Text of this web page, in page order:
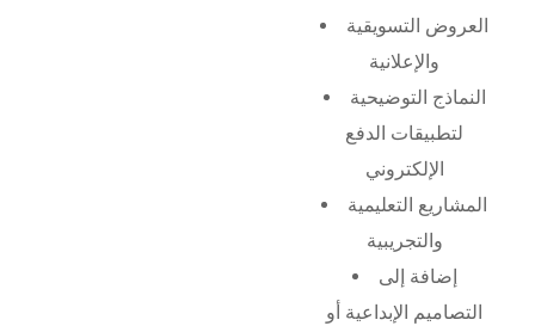
العروض التسويقية
والإعلانية
النماذج التوضيحية
لتطبيقات الدفع
الإلكتروني
المشاريع التعليمية
والتجريبية
إضافة إلى
التصاميم الإبداعية أو